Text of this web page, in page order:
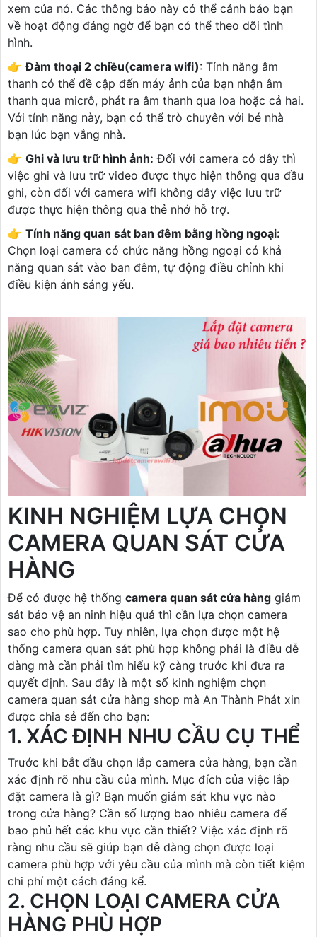
xem của nó. Các thông báo này có thể cảnh báo bạn
về hoạt động đáng ngờ để bạn có thể theo dõi tình
hình.
👉Đàm thoại 2 chiều(camera wifi): Tính năng âm
thanh có thể đề cập đến máy ảnh của bạn nhận âm
thanh qua micrô, phát ra âm thanh qua loa hoặc cả hai.
Với tính năng này, bạn có thể trò chuyên với bé nhà
bạn lúc bạn vắng nhà.
👉 Ghi và lưu trữ hình ảnh: Đối với camera có dây thì
việc ghi và lưu trữ video được thực hiện thông qua đầu
ghi, còn đối với camera wifi không dây việc lưu trữ
được thực hiện thông qua thẻ nhớ hỗ trợ.
👉 Tính năng quan sát ban đêm bằng hồng ngoại:
Chọn loại camera có chức năng hồng ngoại có khả
năng quan sát vào ban đêm, tự động điều chỉnh khi
điều kiện ánh sáng yếu.
KINH NGHIỆM LỰA CHỌN
CAMERA QUAN SÁT CỬA
HÀNG
Để có được hệ thống camera quan sát cửa hàng giám
sát bảo vệ an ninh hiệu quả thì cần lựa chọn camera
sao cho phù hợp. Tuy nhiên, lựa chọn được một hệ
thống camera quan sát phù hợp không phải là điều dễ
dàng mà cần phải tìm hiểu kỹ càng trước khi đưa ra
quyết định. Sau đây là một số kinh nghiệm chọn
camera quan sát cửa hàng shop mà An Thành Phát xin
được chia sẻ đến cho bạn:
1. XÁC ĐỊNH NHU CẦU CỤ THỂ
Trước khi bắt đầu chọn lắp camera cửa hàng, bạn cần
xác định rõ nhu cầu của mình. Mục đích của việc lắp
đặt camera là gì? Bạn muốn giám sát khu vực nào
trong cửa hàng? Cần số lượng bao nhiêu camera để
bao phủ hết các khu vực cần thiết? Việc xác định rõ
ràng nhu cầu sẽ giúp bạn dễ dàng chọn được loại
camera phù hợp với yêu cầu của mình mà còn tiết kiệm
chi phí một cách đáng kể.
2. CHỌN LOẠI CAMERA CỬA
HÀNG PHÙ HỢP